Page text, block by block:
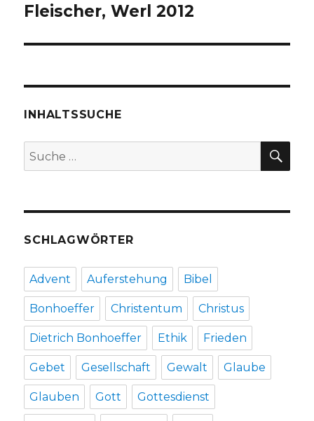
Fleischer, Werl 2012
INHALTSSUCHE
Suche
nach:
SCHLAGWÖRTER
Advent Auferstehung Bibel
Bonhoeffer Christentum Christus
Dietrich Bonhoeffer Ethik Frieden
Gebet Gesellschaft Gewalt Glaube
Glauben Gott Gottesdienst